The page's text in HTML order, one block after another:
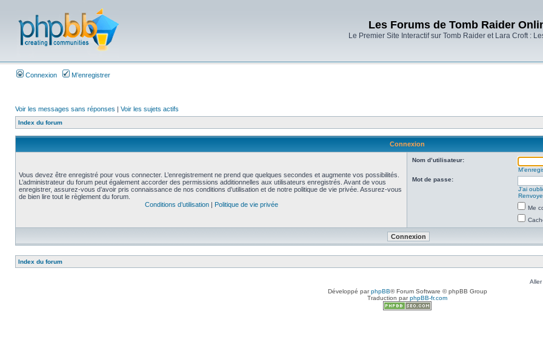
Les Forums de Tomb Raider
Le Premier Site Interactif sur Tomb Raider et Lara Croft :
Connexion M’enregistrer
Voir les messages sans réponses | Voir les sujets actifs
Index du forum
Connexion
Vous devez être enregistré pour vous connecter. L’enregistrement ne prend que quelques secondes et augmente vos possibilités.
L’administrateur du forum peut également accorder des permissions additionnelles aux utilisateurs enregistrés. Avant de vous
enregistrer, assurez-vous d’avoir pris connaissance de nos conditions d’utilisation et de notre politique de vie privée. Assurez-vous
de bien lire tout le règlement du forum.
Conditions d’utilisation| Politique de vie privée
Nom d’utilisateur:
Mot de passe:
J’ai
Me
Index du forum
Développé parphpBB® Forum Software © phpBB Group
Traduction parphpBB-fr.com